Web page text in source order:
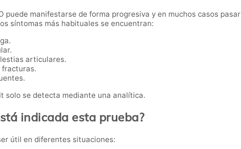
puede manifestarse de forma progresiva y en muchos casos pasar
síntomas más habituales se encuentran:
articulares.
fracturas.
solo se detecta mediante una analítica.
indicada esta prueba?
útil en diferentes situaciones: